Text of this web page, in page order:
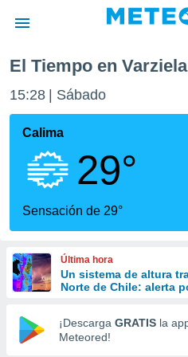
de
por
que se
calidad.
a este
las
y
forma
digital
basada
El Tiempo en
15:28 Sábado
Calima
29°
Sensación de 29°
Última hora
Un sistema de altura
Norte de Chile: alerta
¡Descarga GRATIS la
Meteored!